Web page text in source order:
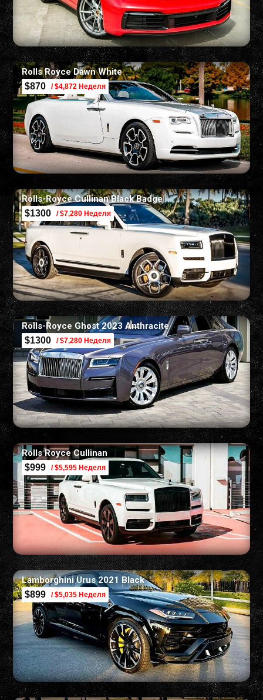
Rolls Royce Dawn White
$870 / $4,872 Неделя
Rolls-Royce Cullinan Black Badge
$1300 / $7,280 Неделя
Rolls-Royce Ghost 2023 Anthracite
$1300 / $7,280 Неделя
Rolls Royce Cullinan
$999 / $5,595 Неделя
Lamborghini Urus 2021 Black
$899 / $5,035 Неделя